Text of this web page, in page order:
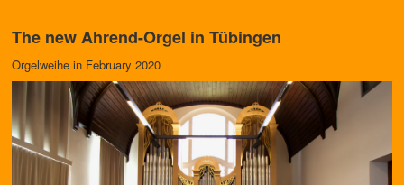
The new Ahrend-Orgel in Tübingen
Orgelweihe in February 2020